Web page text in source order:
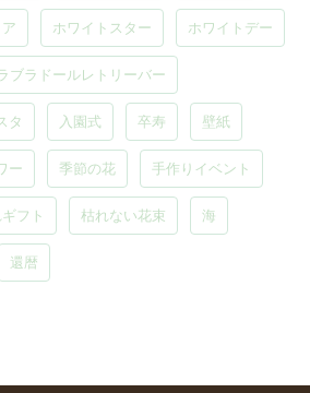
ホワイトスター ホワイトデー
ブラドールレトリーバー
タ 入園式 卒寿 壁紙
ー 季節の花 手作りイベント
フト 枯れない花束 海
還暦